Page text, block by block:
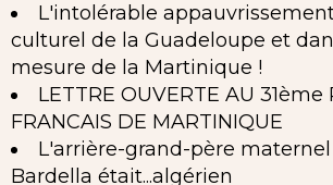
L'intolérable
culturel de la Guadeloupe et
mesure de la Martinique !
LETTRE OUVERTE AU 31ème
FRANCAIS DE MARTINIQUE
L'arrière-grand-père maternel
Bardella était...algérien